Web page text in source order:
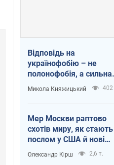
Відповідь на
українофобію – не
полонофобія, а сильна
українська держава
Микола Княжицький 402
Мер Москви раптово
схотів миру, як стають
послом у США й нові
українські топ-рейтинги
Олександр Кірш 2,6 т.